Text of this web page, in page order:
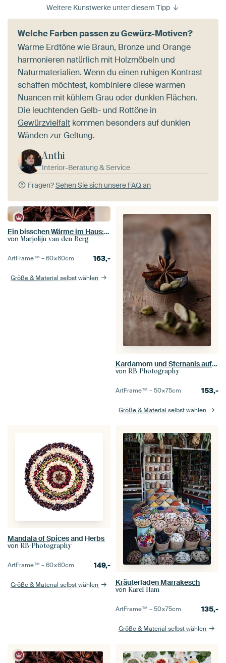
Weitere Kunstwerke unter diesem Tipp
Welche Farben passen zu Gewürz-Motiven?
Warme Erdtöne wie Braun, Bronze und Orange
harmonieren natürlich mit Holzmöbeln und
Naturmaterialien. Wenn du einen ruhigen Kontrast
schaffen möchtest, kombiniere diese warmen
Nuancen mit kühlem Grau oder dunklen Flächen.
Die leuchtenden Gelb- und Rottöne in
Gewürzvielfalt kommen besonders auf dunklen
Wänden zur Geltung.
Anthi
Interior-Beratung & Service
Fragen?Sehen Sie sich unsere FAQ an
Ein bisschen Wärme im Haus: Quadratischer Sternanis
von Marjolijn van den Berg
ArtFrame™ –60×60cm 163,-
Größe & Material selbst wählen
Kardamom und Sternanis auf schwarzem Löffel und Walnussholz
von RB-Photography
ArtFrame™ –50×75cm 153,-
Größe & Material selbst wählen
Mandala of Spices and Herbs
von RB-Photography
ArtFrame™ –60×60cm 149,-
Größe & Material selbst wählen Kräuterladen Marrakesch
von Karel Ham
ArtFrame™ –50×75cm 135,-
Größe & Material selbst wählen